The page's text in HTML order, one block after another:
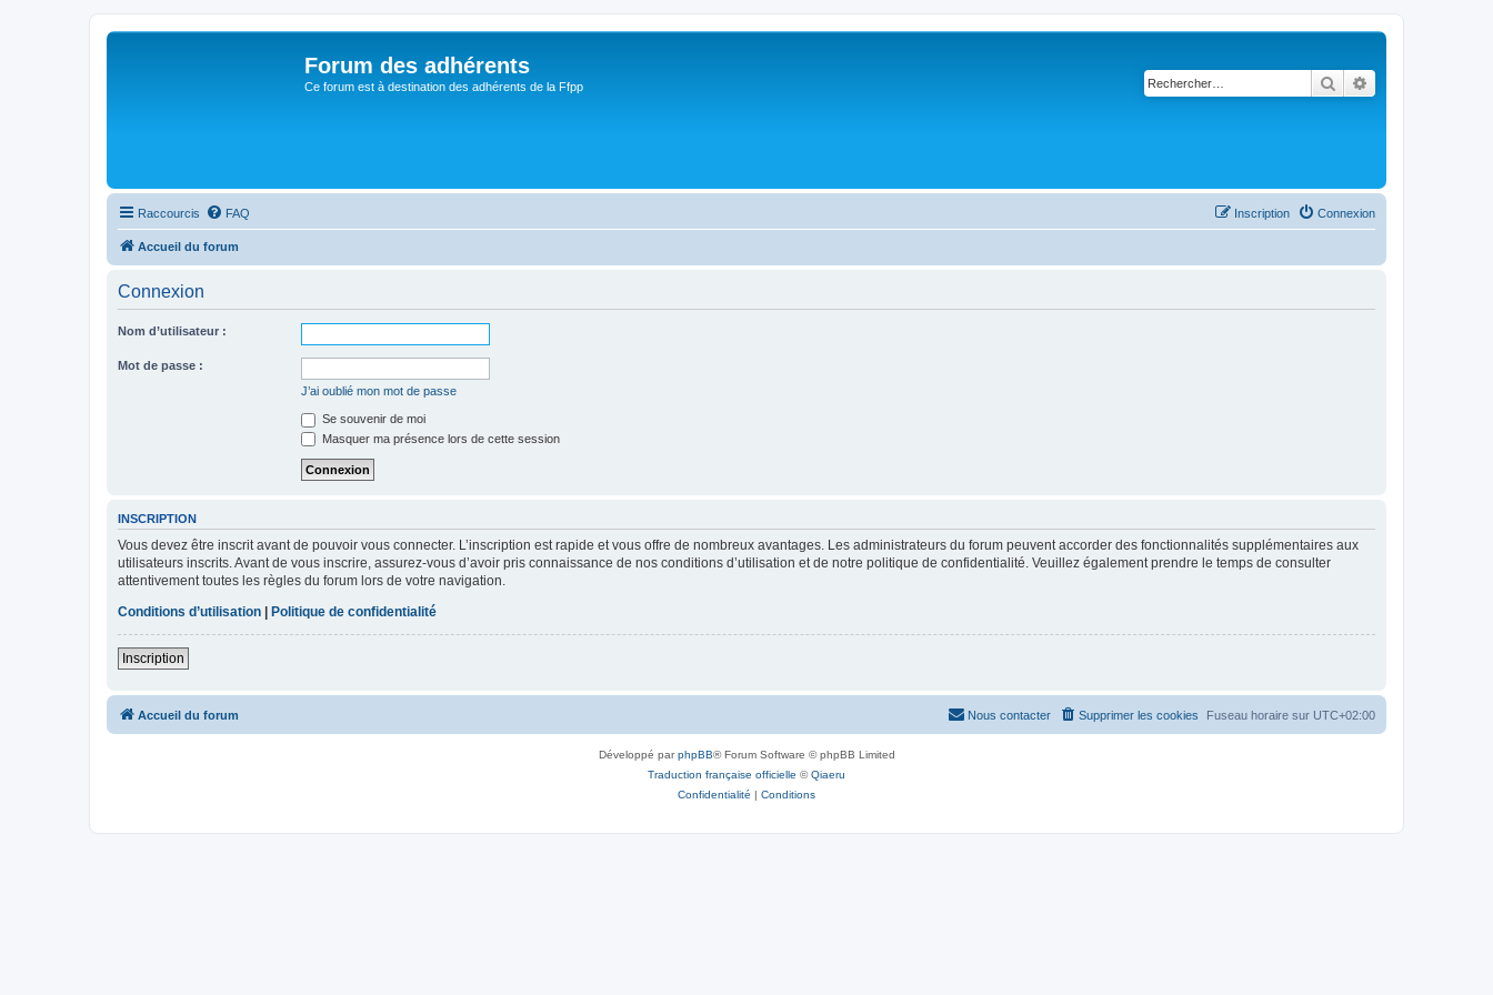
Forum des adhérents
Ce forum est à destination des adhérents de la Ffpp Rechercher
Raccourcis FAQ Connexion
Inscription
Accueil du forum
Connexion
Nom d’utilisateur :
Mot de passe :
J’ai oublié mon mot de passe
Se souvenir de moi
Masquer ma présence lors de cette session
INSCRIPTION
Vous devez être inscrit avant de pouvoir vous connecter. L’inscription est rapide et vous offre de nombreux avantages. Les administrateurs du forum peuvent accorder des fonctionnalités supplémentaires aux
utilisateurs inscrits. Avant de vous inscrire, assurez-vous d’avoir pris connaissance de nos conditions d’utilisation et de notre politique de confidentialité. Veuillez également prendre le temps de consulter
attentivement toutes les règles du forum lors de votre navigation.
Conditions d’utilisation | Politique de confidentialité
Inscription
Accueil du forum Fuseau horaire sur UTC+02:00
Supprimer les cookies
Nous contacter
Développé parphpBB® Forum Software © phpBB Limited
Traduction française officielle ©Qiaeru
Confidentialité | Conditions